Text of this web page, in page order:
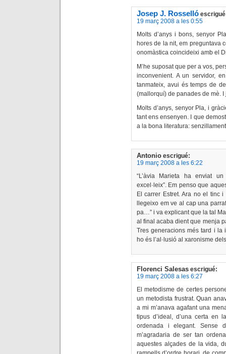
Josep J. Rosselló
19 març 2008 a les 0:55
Molts d’anys i bons, senyor
hores de la nit, em preguntava
onomàstica coincideixi amb el
M’he suposat que per a vos,
inconvenient. A un servidor,
tanmateix, avui és temps de
(mallorquí) de panades de mè.
Molts d’anys, senyor Pla, i
tant ens ensenyen. I que
a la bona literatura:
Antonio escrigué:
19 març 2008 a les 6:22
“L’àvia Marieta ha enviat
excel·leix”. Em penso que
El carrer Estret. Ara no el tinc
llegeixo em ve al cap una
pa…” i va explicant que la tal
al final acaba dient que menja
Tres generacions més tard i la
ho és l’al·lusió al xaronisme
Florenci Salesas escrigué:
19 març 2008 a les 6:27
El metodisme de certes
un metodista frustrat. Quan
a mi m’anava agafant una
tipus d’ideal, d’una certa en
ordenada i elegant. Sense
m’agradaria de ser tan
aquestes alçades de la vida,